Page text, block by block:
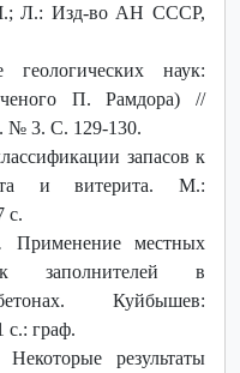
Л.: Изд-во АН СССР,
наук:
П. Рамдора) //
№ 3. С. 129-130.
запасов к
и витерита. М.:
с.
Применение местных
заполнителей в
Куйбышев:
с.: граф.
Некоторые результаты